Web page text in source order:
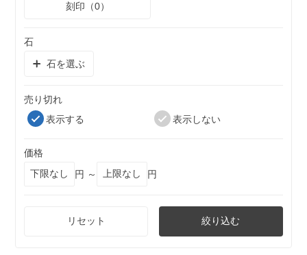
刻印（0）
石
石を選ぶ
売り切れ
表示する
表示しない
価格
円 ～
円
リセット 絞り込む